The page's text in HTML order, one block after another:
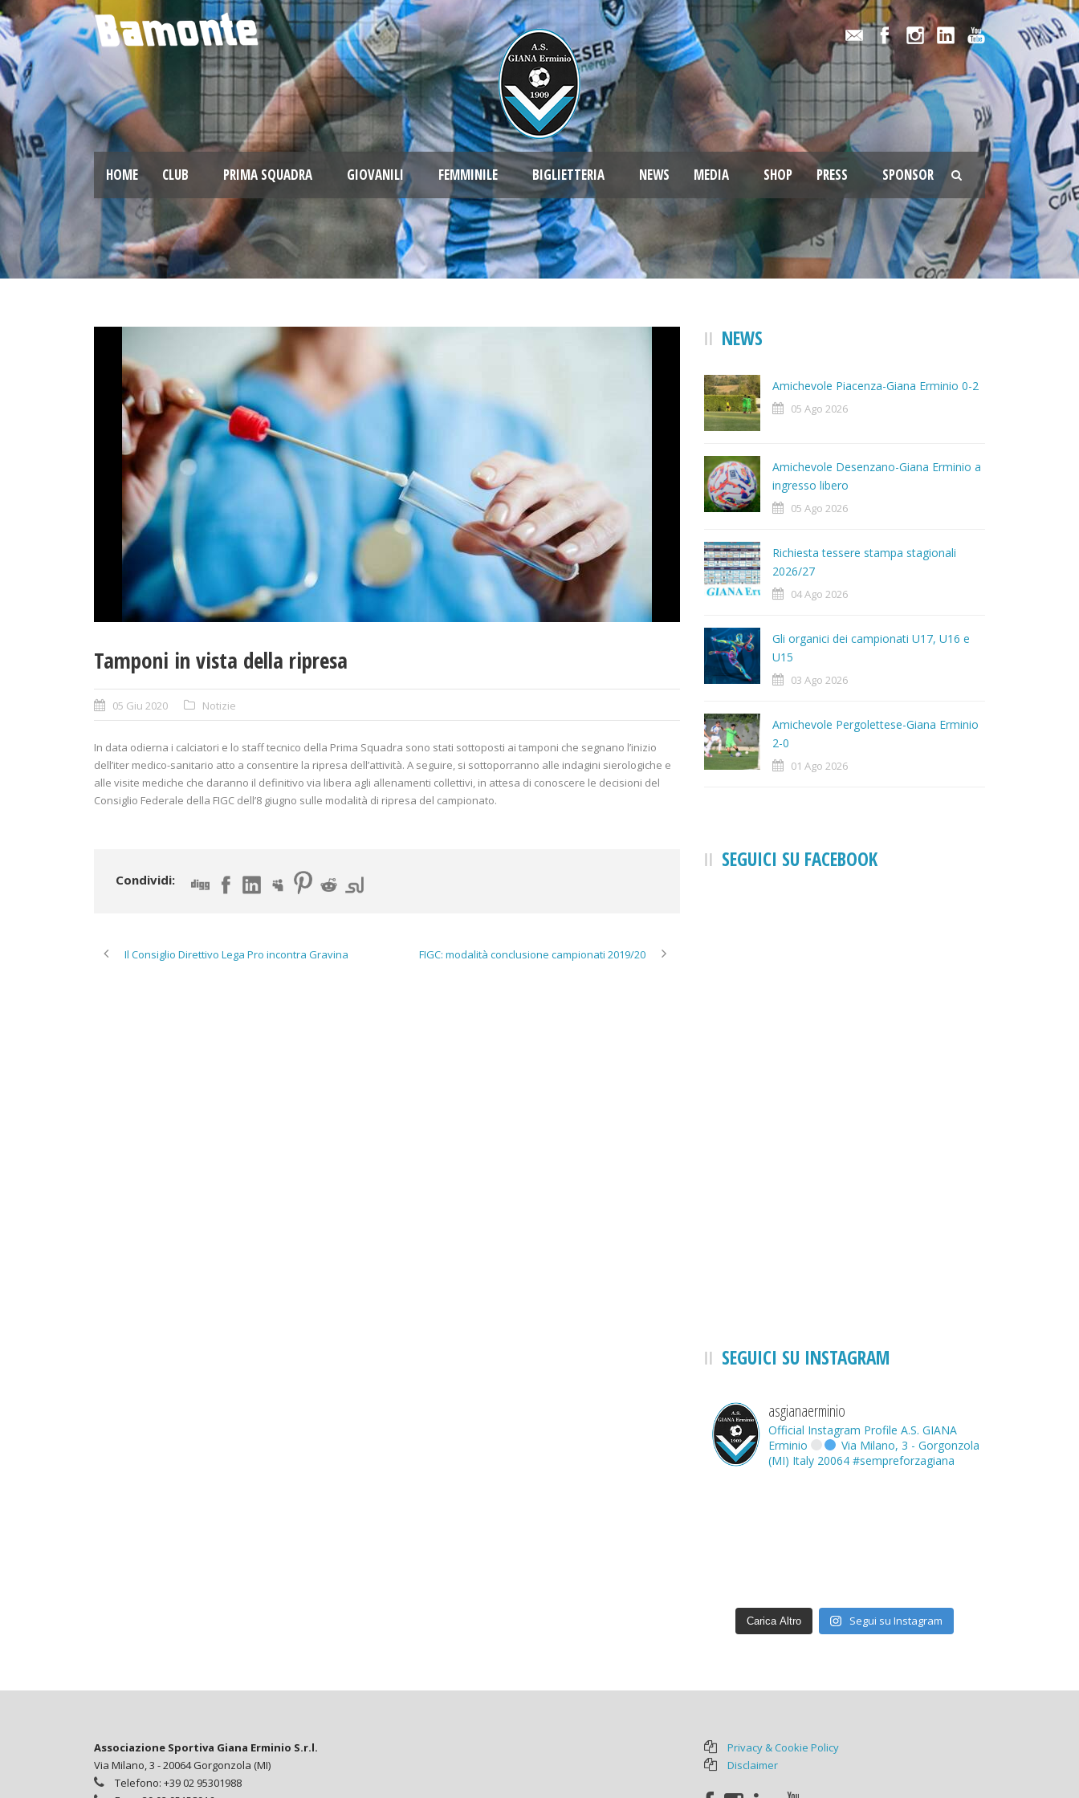
HOME CLUB PRIMA SQUADRA GIOVANILI FEMMINILE BIGLIETTERIA NEWS MEDIA SHOP PRESS SPONSOR
Tamponi in vista della ripresa
05 Giu 2020 Notizie
In data odierna i calciatori e lo staff tecnico della Prima Squadra sono stati sottoposti ai tamponi che segnano l’inizio
dell’iter medico-sanitario atto a consentire la ripresa dell’attività. A seguire, si sottoporranno alle indagini sierologiche e
alle visite mediche che daranno il definitivo via libera agli allenamenti collettivi, in attesa di conoscere le decisioni del
Consiglio Federale della FIGC dell’8 giugno sulle modalità di ripresa del campionato.
Condividi:
Il Consiglio Direttivo Lega Pro incontra Gravina FIGC: modalità conclusione campionati 2019/20
NEWS
Amichevole Piacenza-Giana Erminio 0-2
05 Ago 2026
Amichevole Desenzano-Giana Erminio a
ingresso libero
05 Ago 2026
Richiesta tessere stampa stagionali
2026/27
04 Ago 2026
Gli organici dei campionati U17, U16 e
U15
03 Ago 2026
Amichevole Pergolettese-Giana Erminio
2-0
01 Ago 2026
SEGUICI SU FACEBOOK
SEGUICI SU INSTAGRAM
asgianaerminio
Official Instagram Profile A.S. GIANA
Erminio
Via Milano, 3 - Gorgonzola
(MI) Italy 20064 #sempreforzagiana
Carica Altro Segui su Instagram
Associazione Sportiva Giana Erminio S.r.l.
Via Milano, 3 - 20064 Gorgonzola (MI)
Telefono: +39 02 95301988
Privacy & Cookie Policy
Disclaimer